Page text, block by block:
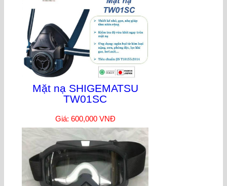
Mặt nạ SHIGEMATSU
TW01SC
Giá: 600,000 VNĐ